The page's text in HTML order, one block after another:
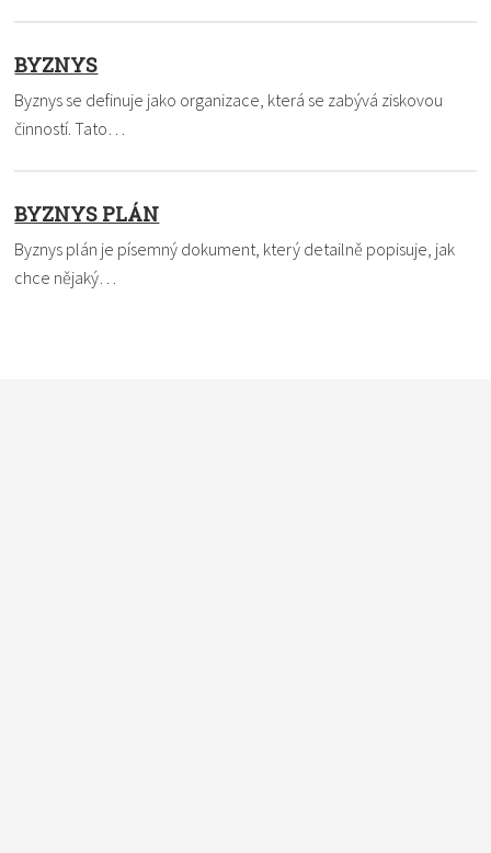
BYZNYS
Byznys se definuje jako organizace, která se zabývá ziskovou
činností. Tato…
BYZNYS PLÁN
Byznys plán je písemný dokument, který detailně popisuje, jak
chce nějaký…